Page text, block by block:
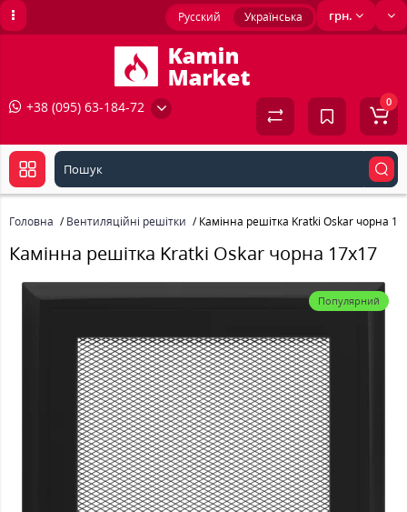
грн.
Русский Українська
+38 (095) 63-184-72 0
Головна Вентиляційні решітки Камінна решітка Kratki Oskar чорна
Камінна решітка Kratki Oskar чорна 17x17
Популярний